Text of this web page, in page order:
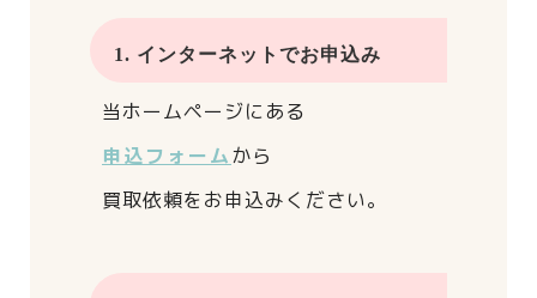
1. インターネットでお申込み
当ホームページにある
申込フォームから
買取依頼をお申込みください。